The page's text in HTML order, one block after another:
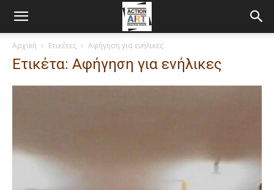
Αρχική Ετικέτες Αφήγηση για ενήλικες
Ετικέτα: Αφήγηση για ενήλικες